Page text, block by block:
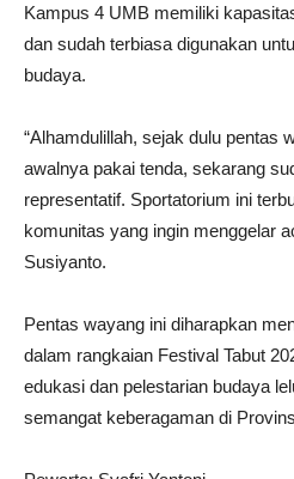
Kampus 4 UMB memiliki
dan sudah terbiasa digunakan
budaya.
“Alhamdulillah, sejak dulu pentas
awalnya pakai tenda, sekarang
representatif. Sportatorium ini
komunitas yang ingin menggelar
Susiyanto.
Pentas wayang ini diharapkan
dalam rangkaian Festival Tabut
edukasi dan pelestarian budaya
semangat keberagaman di